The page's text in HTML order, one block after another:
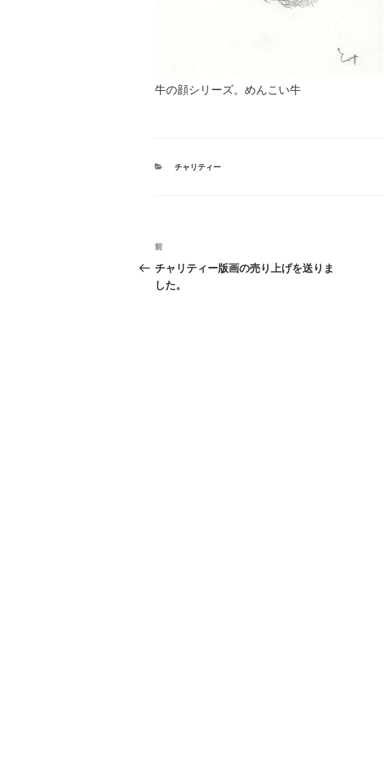
牛の顔シリーズ。めんこい牛
カ
チャリティー
投
稿
ナ
前
の
投
前
チャリティー版画の売り上げを送りま
した。